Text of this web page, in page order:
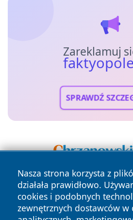
Zareklamuj
SPRAWDŹ
Nasza strona korzysta z
działała prawidłowo.
cookies i podobnych
zewnętrznych dostawców w